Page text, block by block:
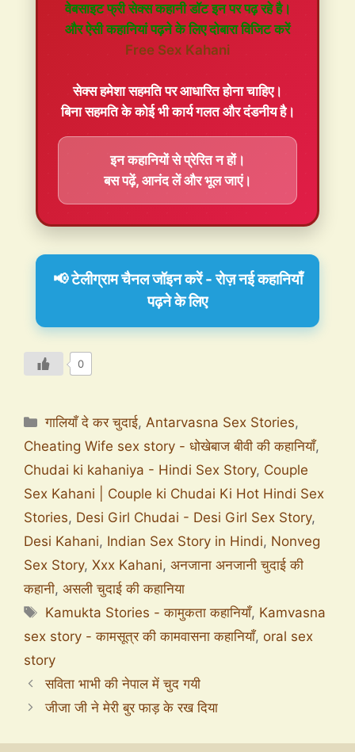
वेबसाइट फ्री सेक्स कहानी डॉट इन पर पढ़ रहे है।
और ऐसी कहानियां पढ़ने के लिए दोबारा विजिट करें
Free Sex Kahani
सेक्स हमेशासहमतिपर आधारित होना चाहिए।
बिना सहमति के कोई भी कार्य गलत और दंडनीय है।
इन कहानियों से प्रेरित न हों।
बस पढ़ें, आनंद लें और भूल जाएं।
📢 टेलीग्राम चैनल जॉइन करें - रोज़ नई कहानियाँ
पढ़ने के लिए
0
गालियाँ दे कर चुदाई, Antarvasna Sex Stories,
Cheating Wife sex story - धोखेबाज बीवी की कहानियाँ,
Chudai ki kahaniya - Hindi Sex Story, Couple
Sex Kahani | Couple ki Chudai Ki Hot Hindi Sex
Stories, Desi Girl Chudai - Desi Girl Sex Story,
Desi Kahani, Indian Sex Story in Hindi, Nonveg
Sex Story, Xxx Kahani, अनजाना अनजानी चुदाई की
कहानी, असली चुदाई की कहानिया
Kamukta Stories - कामुकता कहानियाँ, Kamvasna
sex story - कामसूत्र की कामवासना कहानियाँ, oral sex
story
सविता भाभी की नेपाल में चुद गयी
जीजा जी ने मेरी बुर फाड़ के रख दिया